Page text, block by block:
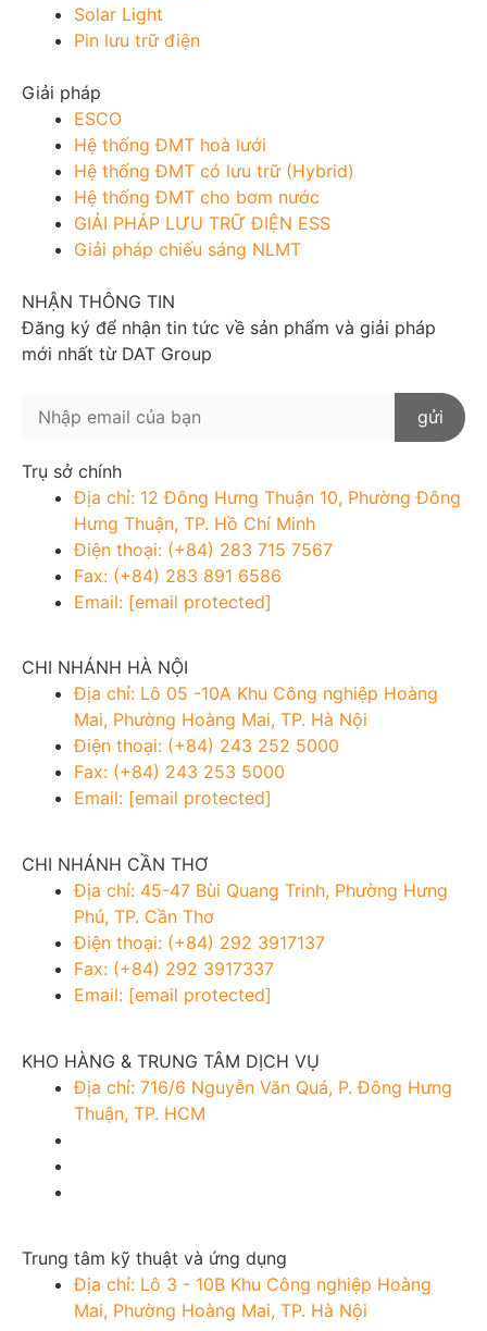
Solar Light
Pin lưu trữ điện
Giải pháp
ESCO
Hệ thống ĐMT hoà lưới
Hệ thống ĐMT có lưu trữ (Hybrid)
Hệ thống ĐMT cho bơm nước
GIẢI PHÁP LƯU TRỮ ĐIỆN ESS
Giải pháp chiếu sáng NLMT
NHẬN THÔNG TIN
Đăng ký để nhận tin tức về sản phẩm và giải pháp
mới nhất từ DAT Group
Trụ sở chính
Địa chỉ: 12 Đông Hưng Thuận 10, Phường Đông
Hưng Thuận, TP. Hồ Chí Minh
Điện thoại: (+84) 283 715 7567
Fax: (+84) 283 891 6586
Email: [email protected]
CHI NHÁNH HÀ NỘI
Địa chỉ: Lô 05 -10A Khu Công nghiệp Hoàng
Mai, Phường Hoàng Mai, TP. Hà Nội
Điện thoại: (+84) 243 252 5000
Fax: (+84) 243 253 5000
Email: [email protected]
CHI NHÁNH CẦN THƠ
Địa chỉ: 45-47 Bùi Quang Trinh, Phường Hưng
Phú, TP. Cần Thơ
Điện thoại: (+84) 292 3917137
Fax: (+84) 292 3917337
Email: [email protected]
KHO HÀNG & TRUNG TÂM DỊCH VỤ
Địa chỉ: 716/6 Nguyễn Văn Quá, P. Đông Hưng
Thuận, TP. HCM
Trung tâm kỹ thuật và ứng dụng
Địa chỉ: Lô 3 - 10B Khu Công nghiệp Hoàng
Mai, Phường Hoàng Mai, TP. Hà Nội